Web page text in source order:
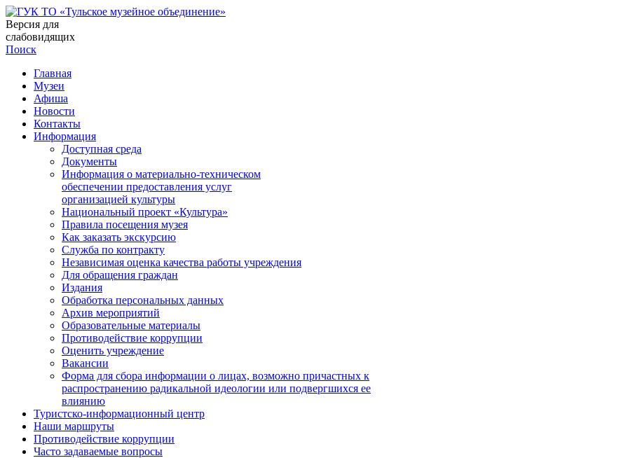
Версия для
слабовидящих
Поиск
Главная
Музеи
Афиша
Новости
Контакты
Информация
Доступная среда
Документы
Информация о материально-техническом
обеспечении предоставления услуг
организацией культуры
Национальный проект «Культура»
Правила посещения музея
Как заказать экскурсию
Служба по контракту
Независимая оценка качества работы учреждения
Для обращения граждан
Издания
Обработка персональных данных
Архив мероприятий
Образовательные материалы
Противодействие коррупции
Оценить учреждение
Вакансии
Форма для сбора информации о лицах, возможно причастных к
распространению радикальной идеологии или подвергшихся ее
влиянию
Туристско-информационный центр
Наши маршруты
Противодействие коррупции
Часто задаваемые вопросы